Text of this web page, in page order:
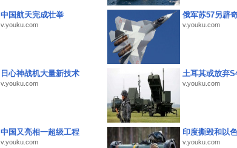
中国航天完成壮举
v.youku.com
俄军苏57另辟
v.youku.com
日心神战机大量新技术
v.youku.com
土耳其或放弃
v.youku.com
中国又亮相一超级工程
v.youku.com
印度撕毁和以
v.youku.com